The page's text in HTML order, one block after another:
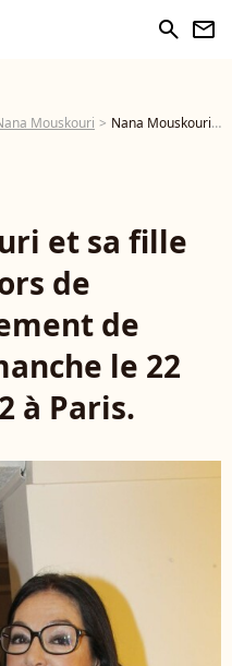
search newsletter
Mouskouri Nana Mouskouri et sa fille Lenou lors de l'enregistrement de Vivement dimanche le 22 février 2012 à Paris. - Photo
et sa fille
de
de
le 22
à Paris.